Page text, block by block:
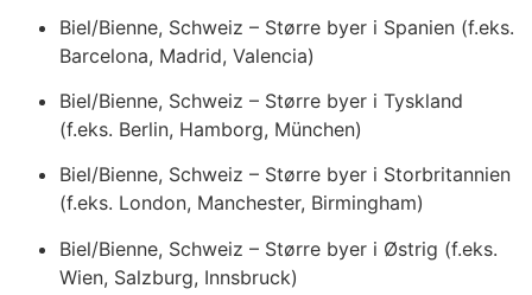
Biel/Bienne, Schweiz – Større byer i Spanien (f.eks.
Barcelona, Madrid, Valencia)
Biel/Bienne, Schweiz – Større byer i Tyskland
(f.eks. Berlin, Hamborg, München)
Biel/Bienne, Schweiz – Større byer i Storbritannien
(f.eks. London, Manchester, Birmingham)
Biel/Bienne, Schweiz – Større byer i Østrig (f.eks.
Wien, Salzburg, Innsbruck)